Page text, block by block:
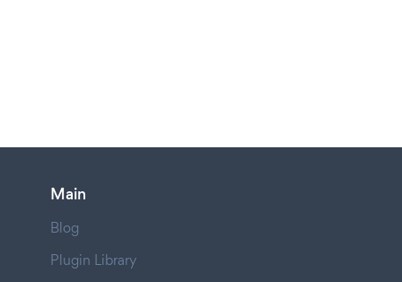
Main
Blog
Plugin Library